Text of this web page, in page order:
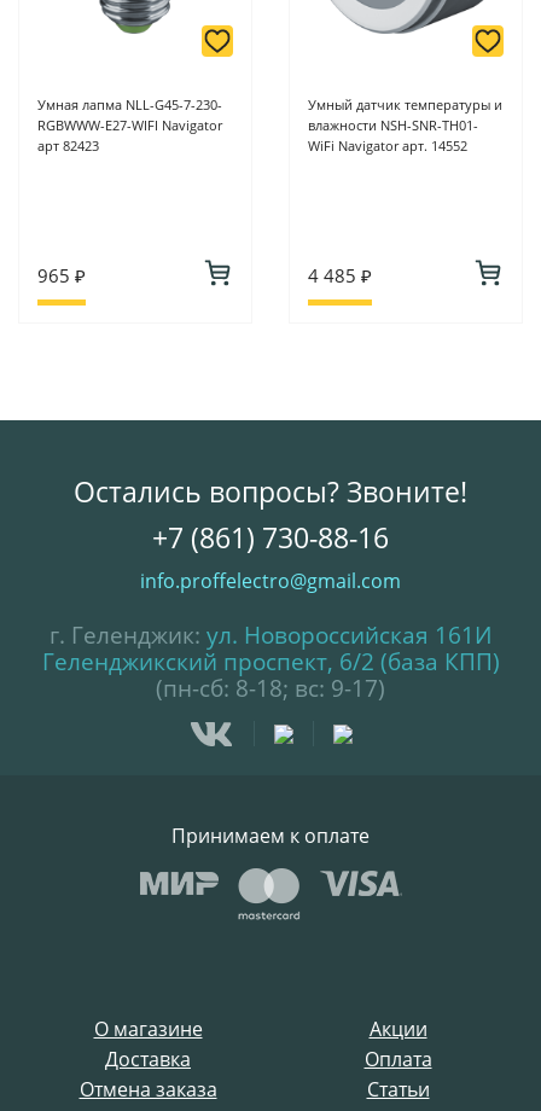
Умная лапма NLL-G45-7-230-
RGBWWW-E27-WIFI Navigator
арт 82423
965 ₽
Умный датчик температуры и
влажности NSH-SNR-TH01-
WiFi Navigator арт. 14552
4 485 ₽
О магазине
Акции
Доставка
Оплата
Отмена заказа
Статьи
Остались вопросы? Звоните!
+7 (861) 730-88-16
info.proffelectro@gmail.com
г. Геленджик: ул. Новороссийская 161И
Геленджикский проспект, 6/2 (база КПП)
(пн-сб: 8-18; вс: 9-17)
Принимаем к оплате